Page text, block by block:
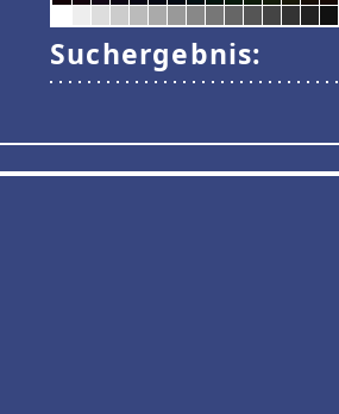
Suchergebnis: